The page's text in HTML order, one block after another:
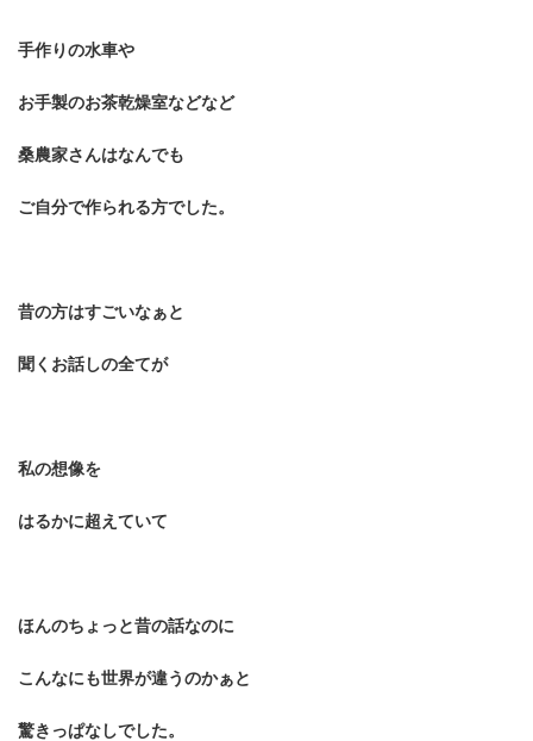
手作りの水車や
お手製のお茶乾燥室などなど
桑農家さんはなんでも
ご自分で作られる方でした。
昔の方はすごいなぁと
聞くお話しの全てが
私の想像を
はるかに超えていて
ほんのちょっと昔の話なのに
こんなにも世界が違うのかぁと
驚きっぱなしでした。